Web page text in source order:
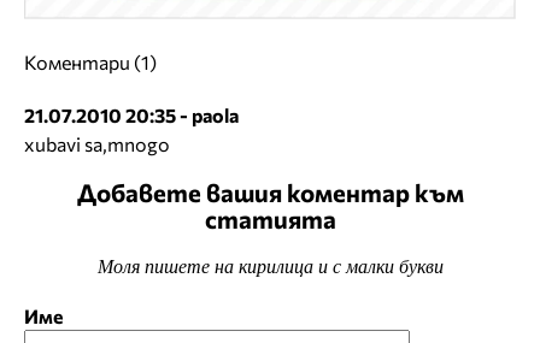
Коментари (1)
21.07.2010 20:35 - paola
xubavi sa,mnogo
Добавете вашия коментар към
статията
Моля пишете на кирилица и с малки букви
Име